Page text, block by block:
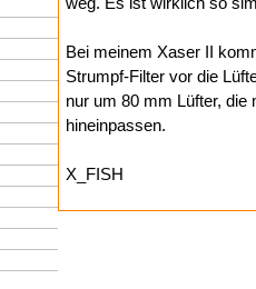
Bei meinem Xaser II
Strumpf-Filter vor die
nur um 80 mm Lüfter, die
hineinpassen.
X_FISH